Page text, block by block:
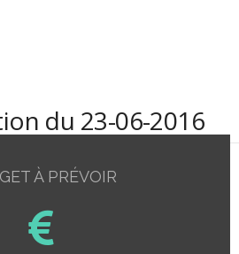
du 23-06-2016
À PRÉVOIR